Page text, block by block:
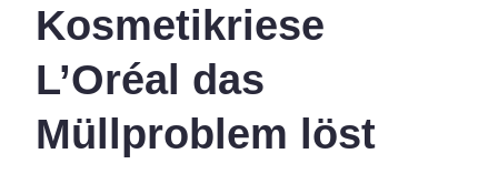
Kosmetikriese
L’Oréal das
Müllproblem löst